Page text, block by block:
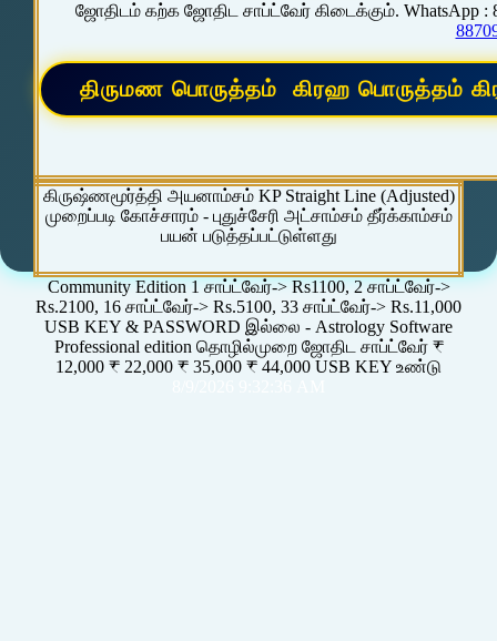
ஜோதிடம் கற்க ஜோதிட சாப்ட்வேர் கிடைக்கும். WhatsApp :
கிருஷ்ணமூர்த்தி அயனாம்சம் KP Straight Line (Adjusted)
முறைப்படி கோச்சாரம் - புதுச்சேரி அட்சாம்சம் தீர்க்காம்சம்
பயன் படுத்தப்பட்டுள்ளது
Community Edition 1 சாப்ட்வேர்-> Rs1100, 2 சாப்ட்வேர்->
Rs.2100, 16 சாப்ட்வேர்-> Rs.5100, 33 சாப்ட்வேர்-> Rs.11,000
USB KEY & PASSWORD இல்லை - Astrology Software
Professional edition தொழில்முறை ஜோதிட சாப்ட்வேர் ₹
12,000 ₹ 22,000 ₹ 35,000 ₹ 44,000 USB KEY உண்டு